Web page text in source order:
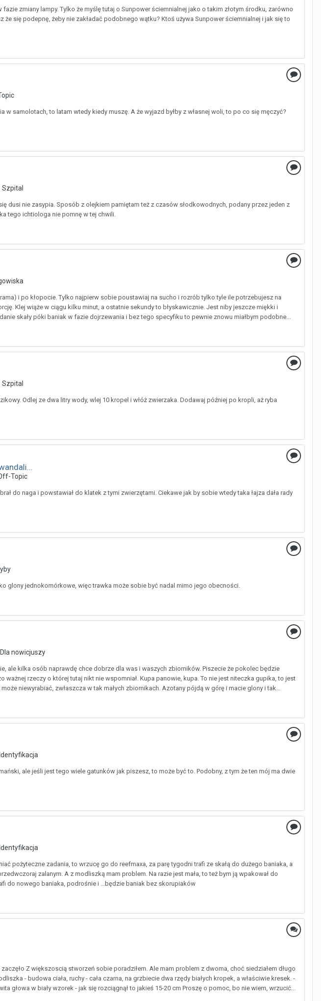
zmiany lampy. Tylko że myślę tutaj o Sunpower ściemnialnej jako o takim złotym środku, zarówno
się podepnę, żeby nie zakładać podobnego wątku? Ktoś używa Sunpower ściemnialnej i jak się to
w samolotach, to latam wtedy kiedy muszę. A że wyjazd byłby z własnej woli, to po co się męczyć?
Szpital
dusi nie zasypia. Sposób z olejkiem pamiętam też z czasów słodkowodnych, podany przez jeden z
tego ichtiologa nie pomnę w tej chwili.
i po kłopocie. Tylko najpierw sobie poustawiaj na sucho i rozrób tylko tyle ile potrzebujesz na
Klej wiąże w ciągu kilku minut, a ostatnie sekundy to błyskawicznie. Jest niby jeszcze miękki i
skały póki baniak w fazie dojrzewania i bez tego specyfiku to pewnie znowu miałbym podobne...
Szpital
Odlej ze dwa litry wody, wlej 10 kropel i włóż zwierzaka. Dodawaj później po kropli, aż ryba
Topic
do naga i powstawiał do klatek z tymi zwierzętami. Ciekawe jak by sobie wtedy taka łajza dała rady
glony jednokomórkowe, więc trawka może sobie być nadal mimo jego obecności.
Dla nowicjuszy
ale kilka osób naprawdę chce dobrze dla was i waszych zbiorników. Piszecie że pokolec będzie
ważnej rzeczy o której tutaj nikt nie wspomniał. Kupa panowie, kupa. To nie jest niteczka gupika, to jest
niewyrabiać, zwłaszcza w tak małych zbiornikach. Azotany pójdą w górę i macie glony i tak...
Identyfikacja
ale jeśli jest tego wiele gatunków jak piszesz, to może być to. Podobny, z tym że ten mój ma dwie
Identyfikacja
pożyteczne zadania, to wrzucę go do reefmaxa, za parę tygodni trafi ze skałą do dużego baniaka, a
zalanym. A z modliszką mam problem. Na razie jest mała, to też bym ją wpakował do
do nowego baniaka, podrośnie i ...będzie baniak bez skorupiaków
Z większoscią stworzeń sobie poradziłem. Ale mam problem z dwoma, choć siedziałem długo
- budowa ciała, ruchy - cała czarna, na grzbiecie dwa rzędy białych kropek, a właściwie kresek. -
głowa w biały wzorek - jak się rozciągnął to jakieś 15-20 cm Proszę o pomoc, bo nie wiem, wrzucić...